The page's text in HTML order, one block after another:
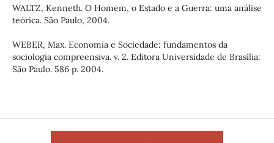
WALTZ, Kenneth. O Homem, o Estado e a Guerra: uma análise
teórica. São Paulo, 2004.
WEBER, Max. Economia e Sociedade: fundamentos da
sociologia compreensiva. v. 2. Editora Universidade de Brasília:
São Paulo. 586 p. 2004.